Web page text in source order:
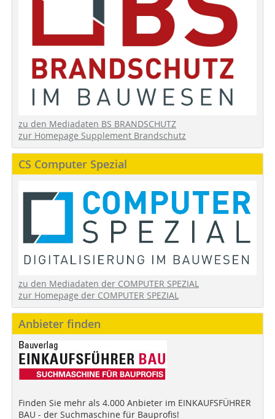
zu den Mediadaten BS BRANDSCHUTZ
zur Homepage Supplement Brandschutz
CS Computer Spezial
zu den Mediadaten der COMPUTER SPEZIAL
zur Homepage der COMPUTER SPEZIAL
Anbieter finden
Finden Sie mehr als 4.000 Anbieter im EINKAUFSFÜHRER
BAU - der Suchmaschine für Bauprofis!